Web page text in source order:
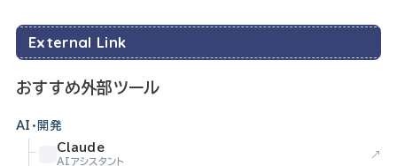
External Link
おすすめ外部ツール
AI・開発
Claude
AIアシスタント
↗